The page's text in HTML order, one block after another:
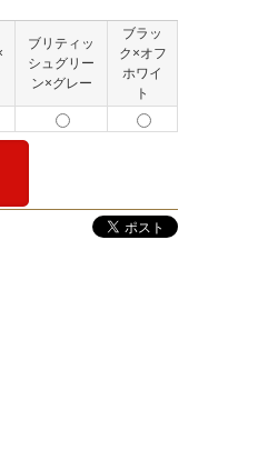
ブリティッ
シュグリー
ン×グレー
ブラッ
ク×オフ
ホワイ
ト